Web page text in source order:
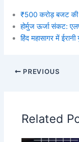
₹500 करोड़ बजट की
होर्मुज ऊर्जा संकट:
हिंद महासागर में
PREVIOUS
Related